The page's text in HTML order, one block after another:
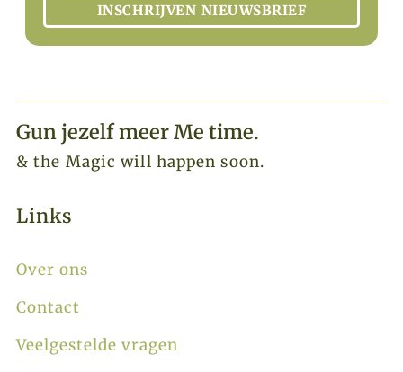
INSCHRIJVEN NIEUWSBRIEF
Gun jezelf meer Me time.​
& the Magic will happen soon.
Links
Over ons
Contact
Veelgestelde vragen